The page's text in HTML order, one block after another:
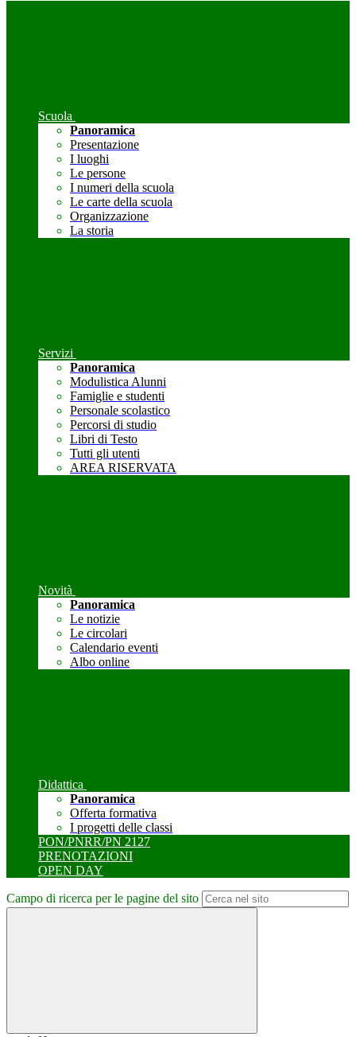
Scuola
Panoramica
Presentazione
I luoghi
Le persone
I numeri della scuola
Le carte della scuola
Organizzazione
La storia
Servizi
Panoramica
Modulistica Alunni
Famiglie e studenti
Personale scolastico
Percorsi di studio
Libri di Testo
Tutti gli utenti
AREA RISERVATA
Novità
Panoramica
Le notizie
Le circolari
Calendario eventi
Albo online
Didattica
Panoramica
Offerta formativa
I progetti delle classi
PON/PNRR/PN 2127
PRENOTAZIONI
OPEN DAY
Campo di ricerca per le pagine del sito